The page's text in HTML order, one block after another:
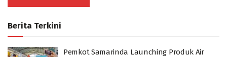
Berita Terkini
Pemkot Samarinda Launching Produk Air